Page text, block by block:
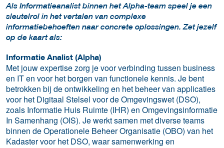
Als Informatieanalist binnen het Alpha-team speel je een
sleutelrol in het vertalen van complexe
informatiebehoeften naar concrete oplossingen. Zet jezelf
op de kaart als:
Informatie Analist (Alpha)
Met jouw expertise zorg je voor verbinding tussen business
en IT en voor het borgen van functionele kennis. Je bent
betrokken bij de ontwikkeling en het beheer van applicaties
voor het Digitaal Stelsel voor de Omgevingswet (DSO),
zoals Informatie Huis Ruimte (IHR) en Omgevingsinformatie
In Samenhang (OIS). Je werkt samen met diverse teams
binnen de Operationele Beheer Organisatie (OBO) van het
Kadaster voor het DSO, waar samenwerking en